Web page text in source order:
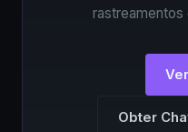
rastreamentos
Obter